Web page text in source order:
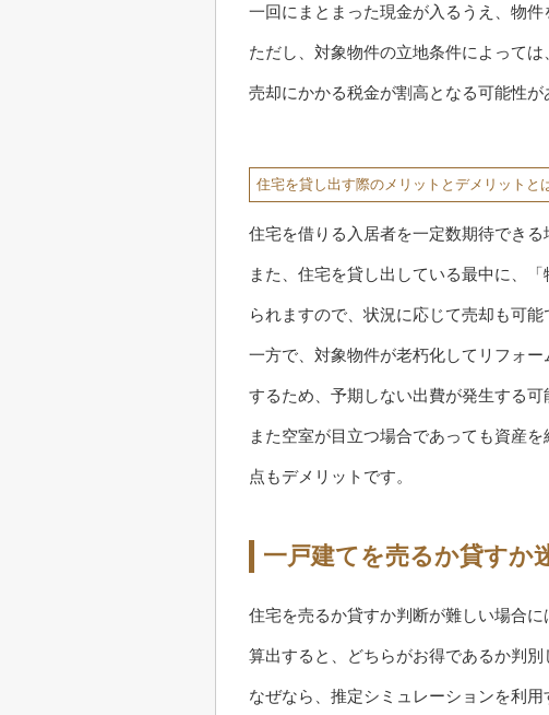
一回にまとまった現金が入るうえ、物
ただし、対象物件の立地条件によって
売却にかかる税金が割高となる可能性
住宅を貸し出す際のメリットとデメリットと
住宅を借りる入居者を一定数期待でき
また、住宅を貸し出している最中に、
られますので、状況に応じて売却も可能
一方で、対象物件が老朽化してリフォ
するため、予期しない出費が発生する可
また空室が目立つ場合であっても資産
点もデメリットです。
一戸建てを売るか貸すか
住宅を売るか貸すか判断が難しい場合
算出すると、どちらがお得であるか判別
なぜなら、推定シミュレーションを利